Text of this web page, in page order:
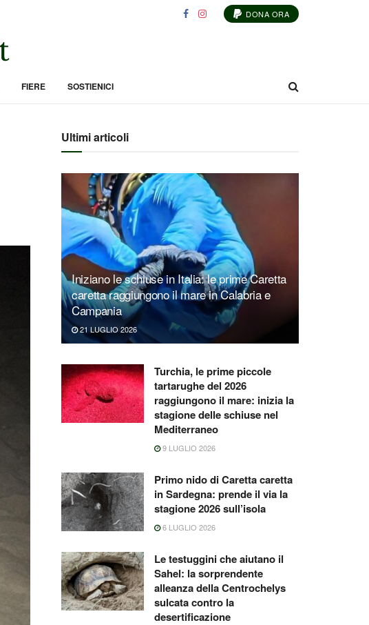
DONA ORA
FIERE SOSTIENICI
Ultimi articoli
Iniziano le schiuse in Italia: le prime Caretta
caretta raggiungono il mare in Calabria e
Campania
21 LUGLIO 2026
Turchia, le prime piccole
tartarughe del 2026
raggiungono il mare: inizia la
stagione delle schiuse nel
Mediterraneo
9 LUGLIO 2026
Primo nido di Caretta caretta
in Sardegna: prende il via la
stagione 2026 sull’isola
6 LUGLIO 2026
Le testuggini che aiutano il
Sahel: la sorprendente
alleanza della Centrochelys
sulcata contro la
desertificazione